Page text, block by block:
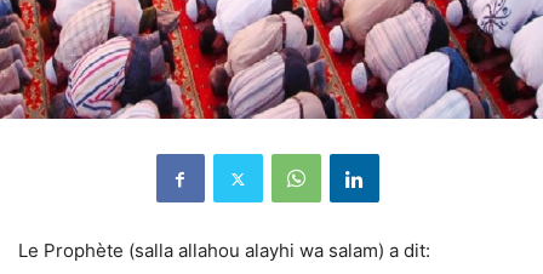
Le Prophète (salla allahou alayhi wa salam) a dit: